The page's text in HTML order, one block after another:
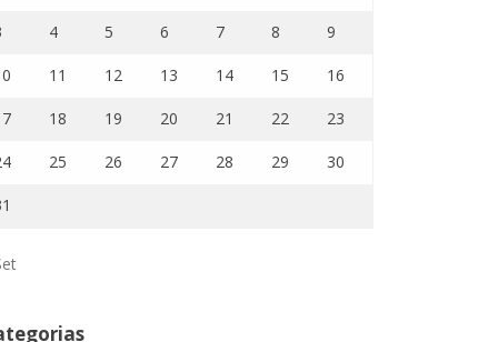
4 5 6 7 8 9
11 12 13 14 15 16
18 19 20 21 22 23
25 26 27 28 29 30